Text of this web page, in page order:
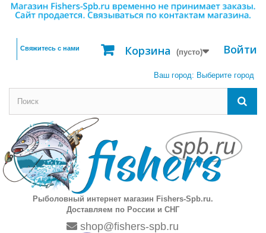
Войти
Корзина (пусто)
Свяжитесь с нами
Ваш город: Выберите город
Рыболовный интернет магазин Fishers-Spb.ru.
Доставляем по России и СНГ
shop@fishers-spb.ru